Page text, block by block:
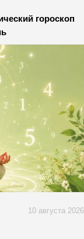
гороскоп
10 августа 2026